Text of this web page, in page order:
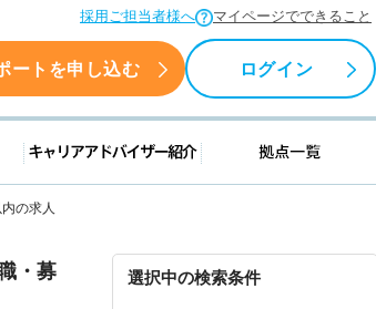
採用ご担当者様へ マイページでできること
ートを申し込む ログイン
転職支援情報 キャリアアドバイザー紹介
の求人
・募
選択中の検索条件